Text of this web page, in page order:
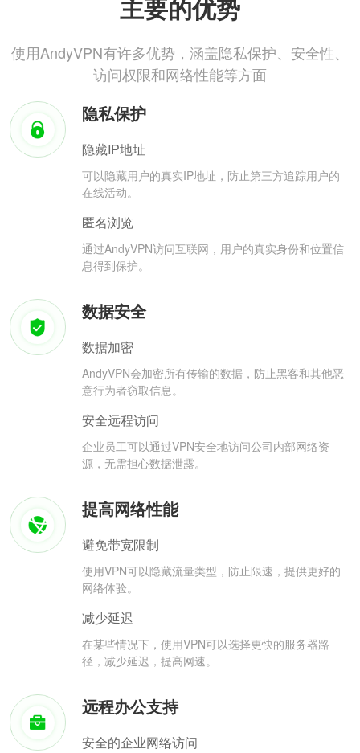
主要的优势
使用AndyVPN有许多优势，涵盖隐私保护、安全性、
访问权限和网络性能等方面
隐私保护
隐藏IP地址
可以隐藏用户的真实IP地址，防止第三方追踪用户的
在线活动。
匿名浏览
通过AndyVPN访问互联网，用户的真实身份和位置信
息得到保护。
数据安全
数据加密
AndyVPN会加密所有传输的数据，防止黑客和其他恶
意行为者窃取信息。
安全远程访问
企业员工可以通过VPN安全地访问公司内部网络资
源，无需担心数据泄露。
提高网络性能
避免带宽限制
使用VPN可以隐藏流量类型，防止限速，提供更好的
网络体验。
减少延迟
在某些情况下，使用VPN可以选择更快的服务器路
径，减少延迟，提高网速。
远程办公支持
安全的企业网络访问